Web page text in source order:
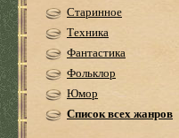
Старинное
Техника
Фантастика
Фольклор
Юмор
Список всех жанров